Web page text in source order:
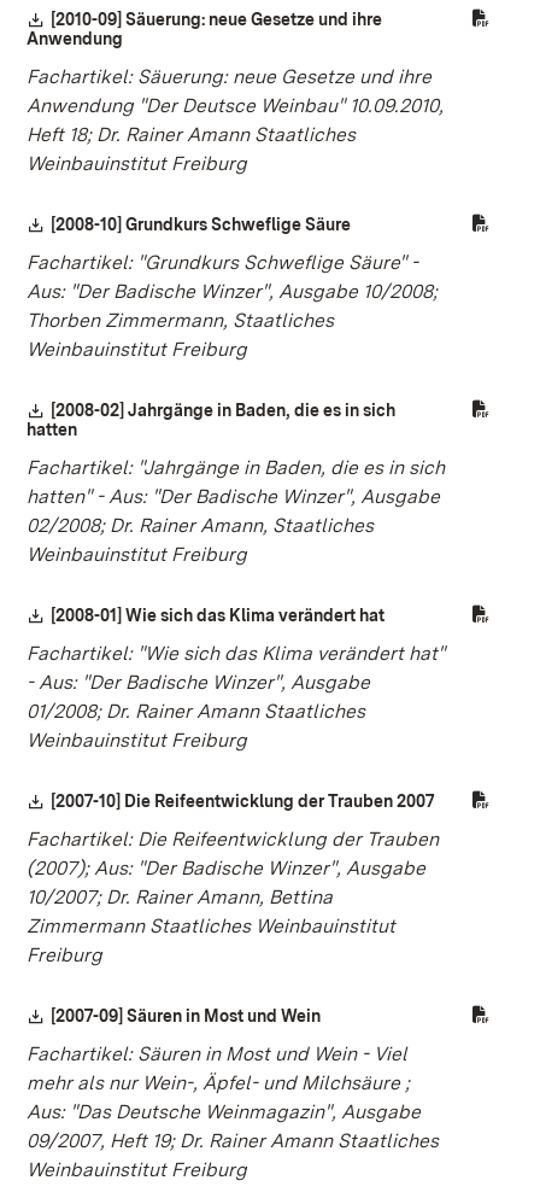
Download:
[2010-09] Säuerung: neue Gesetze und ihre
Anwendung
Fachartikel: Säuerung: neue Gesetze und ihre
Anwendung "Der Deutsce Weinbau" 10.09.2010,
Heft 18; Dr. Rainer Amann Staatliches
Weinbauinstitut Freiburg
Download:
[2008-10] Grundkurs Schweflige Säure(Öffnet in neuem
Fachartikel: "Grundkurs Schweflige Säure" -
Aus: "Der Badische Winzer", Ausgabe 10/2008;
Thorben Zimmermann, Staatliches
Weinbauinstitut Freiburg
Download:
[2008-02] Jahrgänge in Baden, die es in sich
hatten
Fachartikel: "Jahrgänge in Baden, die es in sich
hatten" - Aus: "Der Badische Winzer", Ausgabe
02/2008; Dr. Rainer Amann, Staatliches
Weinbauinstitut Freiburg
Download:
[2008-01] Wie sich das Klima verändert hat(Öffnet in neuem
Fachartikel: "Wie sich das Klima verändert hat"
- Aus: "Der Badische Winzer", Ausgabe
01/2008; Dr. Rainer Amann Staatliches
Weinbauinstitut Freiburg
Download:
[2007-10] Die Reifeentwicklung der Trauben 2007(Öffnet in
Fachartikel: Die Reifeentwicklung der Trauben
(2007); Aus: "Der Badische Winzer", Ausgabe
10/2007; Dr. Rainer Amann, Bettina
Zimmermann Staatliches Weinbauinstitut
Freiburg
Download:
[2007-09] Säuren in Most und Wein(Öffnet in neuem Fenster)
Fachartikel: Säuren in Most und Wein - Viel
mehr als nur Wein-, Äpfel- und Milchsäure ;
Aus: "Das Deutsche Weinmagazin", Ausgabe
09/2007, Heft 19; Dr. Rainer Amann Staatliches
Weinbauinstitut Freiburg